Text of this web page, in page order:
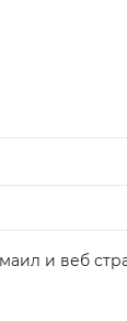
и веб